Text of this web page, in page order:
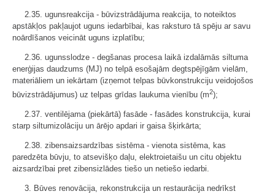
2.35. ugunsreakcija - būvizstrādājuma reakcija, to noteiktos
apstākļos pakļaujot uguns iedarbībai, kas raksturo tā spēju ar savu
noārdīšanos veicināt uguns izplatību;
2.36. ugunsslodze - degšanas procesa laikā izdalāmās siltuma
enerģijas daudzums (MJ) no telpā esošajām degtspējīgām vielām,
materiāliem un iekārtam (izņemot telpas būvkonstrukciju veidojošos
būvizstrādājumus) uz telpas grīdas laukuma vienību (m2);
2.37. ventilējama (piekārtā) fasāde - fasādes konstrukcija, kurai
starp siltumizolāciju un ārējo apdari ir gaisa šķirkārta;
2.38. zibensaizsardzības sistēma - vienota sistēma, kas
paredzēta būvju, to atsevišķo daļu, elektroietaišu un citu objektu
aizsardzībai pret zibensizlādes tiešo un netiešo iedarbi.
3. Būves renovācija, rekonstrukcija un restaurācija nedrīkst